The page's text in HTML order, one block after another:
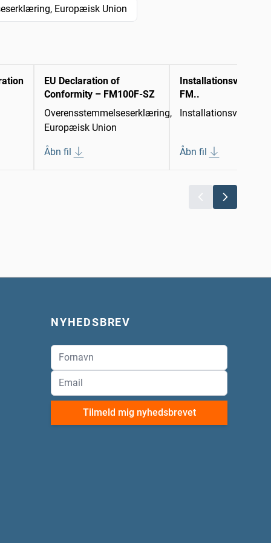
Europæisk Union
EU Declaration of
Conformity – FM100F-SZ
Overensstemmelseserklæring,
Europæisk Union
Åbn fil
FM..
Åbn fil
NYHEDSBREV
Tilmeld mig nyhedsbrevet